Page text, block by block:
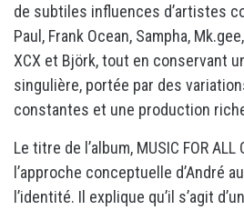
de subtiles influences d’artistes
Paul, Frank Ocean, Sampha,
XCX et Björk, tout en conservant
singulière, portée par des
constantes et une production
Le titre de l’album, MUSIC FOR ALL
l’approche conceptuelle d’André
l’identité. Il explique qu’il s’agit